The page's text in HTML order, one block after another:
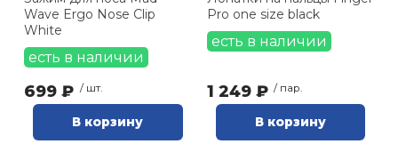
Wave Ergo Nose Clip
White
есть в наличии
699 ₽ / шт.
В корзину
Pro one size black
есть в наличии
1 249 ₽ / пар.
В корзину